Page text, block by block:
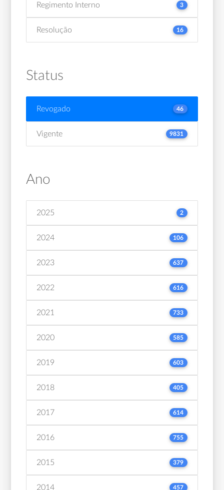
Regimento Interno 3
Resolução 16
Status
Revogado 46
Vigente 9831
Ano
2025 2
2024 106
2023 637
2022 616
2021 733
2020 585
2019 603
2018 405
2017 614
2016 755
2015 379
2014 457